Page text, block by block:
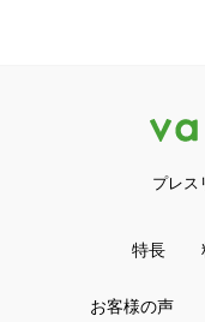
プレス
特長
お客様の声